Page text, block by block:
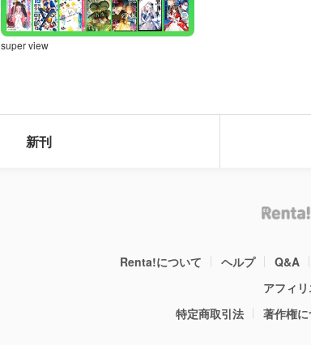
super view
新刊
Renta!について ヘルプ Q&A
アフィリ
特定商取引法
著作権